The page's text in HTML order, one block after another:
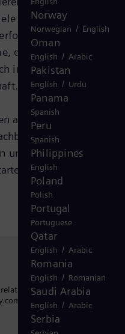
steht. Für Siemens
der
der
in industriellen
an, die
zu prüfen,
und die Umsetzung
Norway
Norwegian / English
Oman
English / Arabic
Pakistan
English / Urdu
Panama
Spanish
Peru
Spanish
Philippines
English
Poland
Polish
Portugal
Portuguese
Qatar
English / Arabic
Romania
English / Romanian
Saudi Arabia
English / Arabic
Serbia